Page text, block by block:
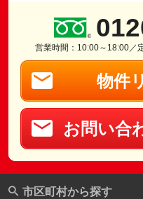
営業時間：10:00～18:00／
物件
お問い合
市区町村から探す